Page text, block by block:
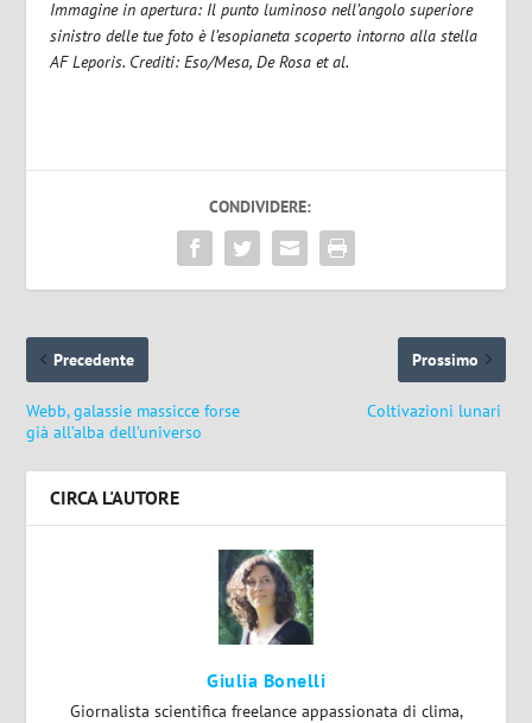
Immagine in apertura: Il punto luminoso nell’angolo superiore
sinistro delle tue foto è l’esopianeta scoperto intorno alla stella
AF Leporis. Crediti: Eso/Mesa, De Rosa et al.
CONDIVIDERE:
Precedente
Webb, galassie massicce forse
già all’alba dell’universo
Prossimo
Coltivazioni lunari
CIRCA L'AUTORE
Giulia Bonelli
Giornalista scientifica freelance appassionata di clima,